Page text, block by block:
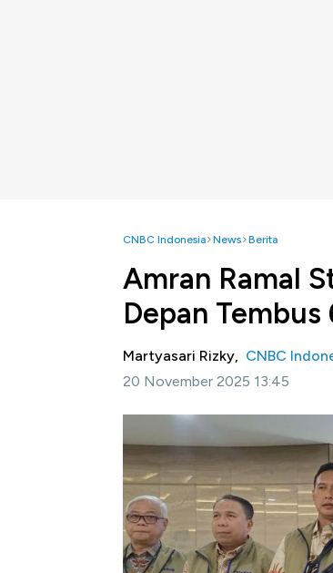
CNBC Indonesia News Berita
Amran Ramal
Depan
Martyasari Rizky, CNBC
20 November 2025 13:45